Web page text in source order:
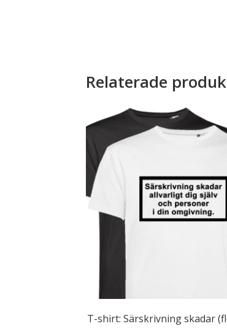
Relaterade
T-shirt: Särskrivning skadar